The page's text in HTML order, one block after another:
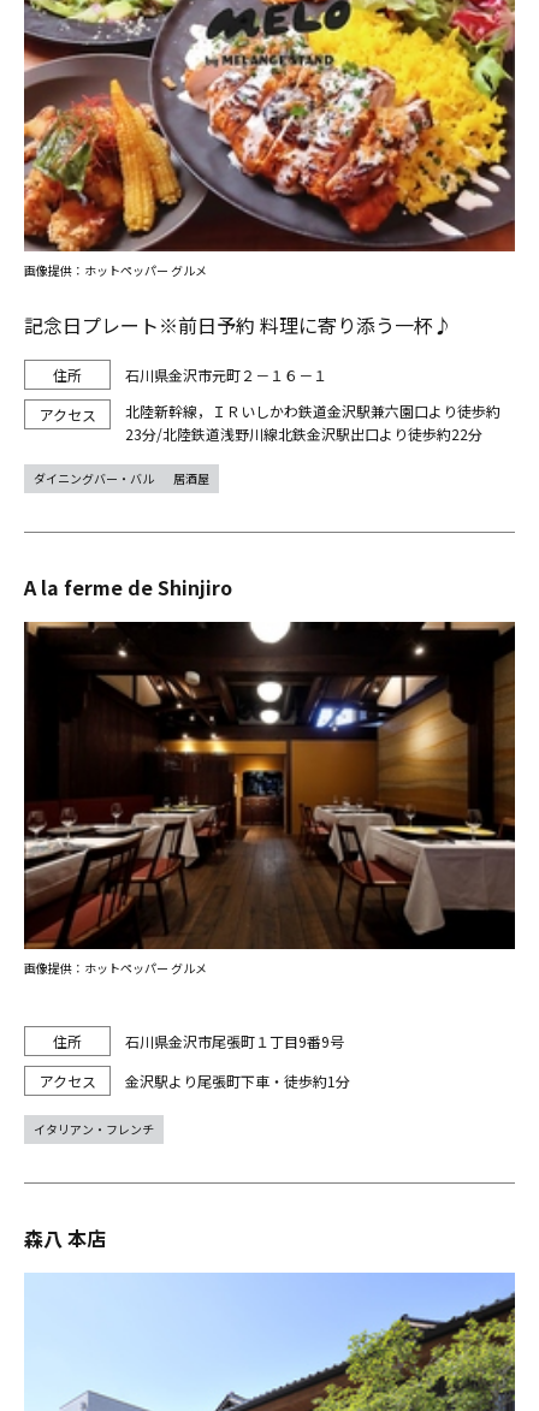
記念日プレート※前日予約 料理に寄り添う一杯♪
石川県金沢市元町２－１６－１
北陸新幹線，ＩＲいしかわ鉄道金沢駅兼六園口より徒歩約
23分/北陸鉄道浅野川線北鉄金沢駅出口より徒歩約22分
画像提供：ホットペッパー グルメ
ダイニングバー・バル 居酒屋
A la ferme de Shinjiro
石川県金沢市尾張町１丁目9番9号
金沢駅より尾張町下車・徒歩約1分
画像提供：ホットペッパー グルメ
イタリアン・フレンチ
森八 本店